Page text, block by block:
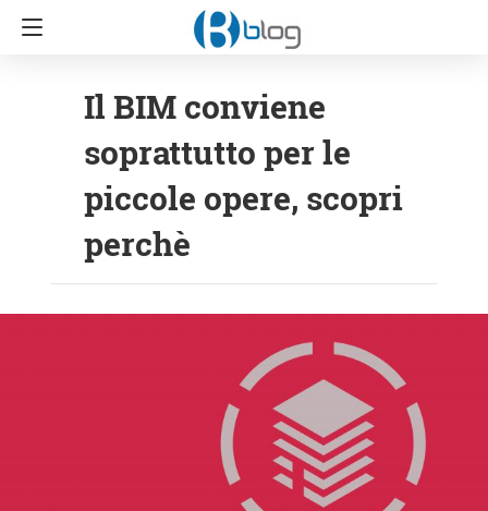
Il BIM conviene
soprattutto per le
piccole opere, scopri
perchè